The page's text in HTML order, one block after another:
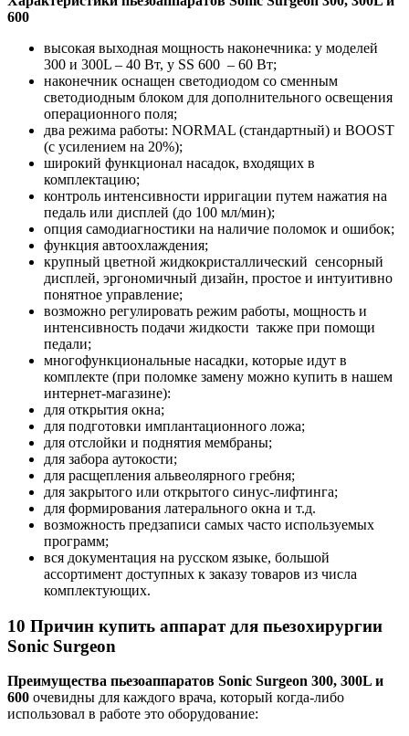
600
высокая выходная мощность наконечника: у моделей
300 и 300L – 40 Вт, у SS 600 – 60 Вт;
наконечник оснащен светодиодом со сменным
светодиодным блоком для дополнительного освещения
операционного поля;
два режима работы: NORMAL (стандартный) и BOOST
(с усилением на 20%);
широкий функционал насадок, входящих в
комплектацию;
контроль интенсивности ирригации путем нажатия на
педаль или дисплей (до 100 мл/мин);
опция самодиагностики на наличие поломок и ошибок;
функция автоохлаждения;
крупный цветной жидкокристаллический сенсорный
дисплей, эргономичный дизайн, простое и интуитивно
понятное управление;
возможно регулировать режим работы, мощность и
интенсивность подачи жидкости также при помощи
педали;
многофункциональные насадки, которые идут в
комплекте (при поломке замену можно купить в нашем
интернет-магазине):
для открытия окна;
для подготовки имплантационного ложа;
для отслойки и поднятия мембраны;
для забора аутокости;
для расщепления альвеолярного гребня;
для закрытого или открытого синус-лифтинга;
для формирования латерального окна и т.д.
возможность предзаписи самых часто используемых
программ;
вся документация на русском языке, большой
ассортимент доступных к заказу товаров из числа
комплектующих.
10 Причин купить аппарат для пьезохирургии
Sonic Surgeon
Преимущества пьезоаппаратов Sonic Surgeon 300, 300L и
600 очевидны для каждого врача, который когда-либо
использовал в работе это оборудование: